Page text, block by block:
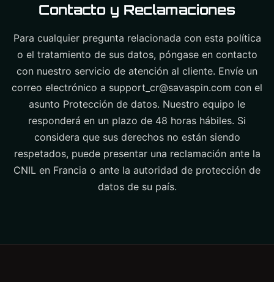
Contacto y Reclamaciones
Para cualquier pregunta relacionada con esta política
o el tratamiento de sus datos, póngase en contacto
con nuestro servicio de atención al cliente. Envíe un
correo electrónico a support_cr@savaspin.com con el
asunto Protección de datos. Nuestro equipo le
responderá en un plazo de 48 horas hábiles. Si
considera que sus derechos no están siendo
respetados, puede presentar una reclamación ante la
CNIL en Francia o ante la autoridad de protección de
datos de su país.